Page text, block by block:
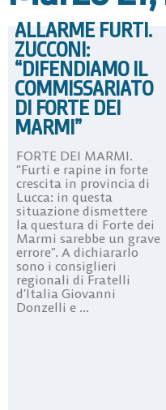
ALLARME FURTI.
ZUCCONI:
“DIFENDIAMO IL
COMMISSARIATO
DI FORTE DEI
MARMI”
FORTE DEI MARMI.
“Furti e rapine in forte
crescita in provincia di
Lucca: in questa
situazione dismettere
la questura di Forte dei
Marmi sarebbe un grave
errore”. A dichiararlo
sono i consiglieri
regionali di Fratelli
d’Italia Giovanni
Donzelli e ...